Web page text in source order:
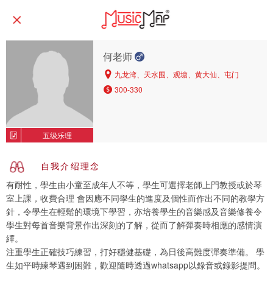
五级乐理
何老师
九龙湾、天水围、观塘、黄大仙、屯门
300-330
自我介绍理念
有耐性，學生由小童至成年人不等，學生可選擇老師上門教授或於琴
室上課，收費合理 會因應不同學生的進度及個性而作出不同的教學方
針，令學生在輕鬆的環境下學習，亦培養學生的音樂感及音樂修養令
學生對每首音樂背景作出深刻的了解，從而了解彈奏時相應的感情演
繹。
注重學生正確技巧練習，打好穩健基礎，為日後高難度彈奏準備。 學
生如平時練琴遇到困難，歡迎隨時透過whatsapp以錄音或錄影提問。